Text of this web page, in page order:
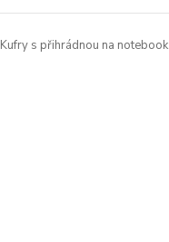
Kufry s přihrádnou na notebook